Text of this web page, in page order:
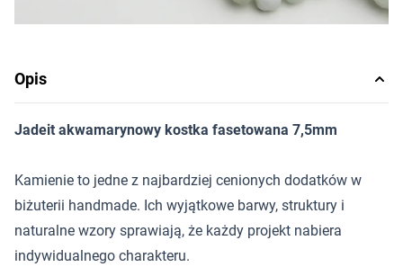
Opis
Jadeit akwamarynowy kostka fasetowana 7,5mm
Kamienie to jedne z najbardziej cenionych dodatków w
biżuterii handmade. Ich wyjątkowe barwy, struktury i
naturalne wzory sprawiają, że każdy projekt nabiera
indywidualnego charakteru.